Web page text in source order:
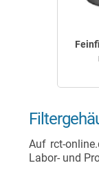
Auf rct-
Labor- und